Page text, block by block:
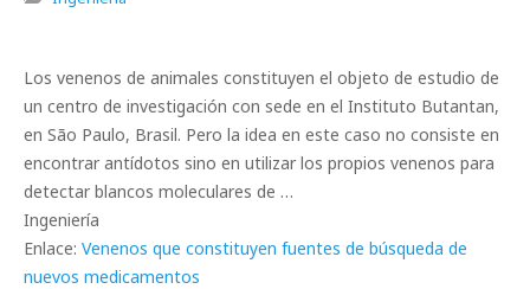
Los venenos de animales constituyen el objeto de estudio de
un centro de investigación con sede en el Instituto Butantan,
en São Paulo, Brasil. Pero la idea en este caso no consiste en
encontrar antídotos sino en utilizar los propios venenos para
detectar blancos moleculares de …
Ingeniería
Enlace: Venenos que constituyen fuentes de búsqueda de
nuevos medicamentos